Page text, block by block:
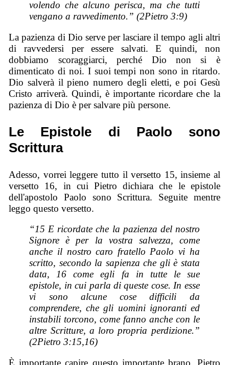
volendo che alcuno perisca, ma che tutti
vengano a ravvedimento.” (2Pietro 3:9)
La pazienza di Dio serve per lasciare il tempo agli altri
di ravvedersi per essere salvati. E quindi, non
dobbiamo scoraggiarci, perché Dio non si è
dimenticato di noi. I suoi tempi non sono in ritardo.
Dio salverà il pieno numero degli eletti, e poi Gesù
Cristo arriverà. Quindi, è importante ricordare che la
pazienza di Dio è per salvare più persone.
Le Epistole di Paolo sono
Scrittura
Adesso, vorrei leggere tutto il versetto 15, insieme al
versetto 16, in cui Pietro dichiara che le epistole
dell'apostolo Paolo sono Scrittura. Seguite mentre
leggo questo versetto.
“15 E ricordate che la pazienza del nostro
Signore è per la vostra salvezza, come
anche il nostro caro fratello Paolo vi ha
scritto, secondo la sapienza che gli è stata
data, 16 come egli fa in tutte le sue
epistole, in cui parla di queste cose. In esse
vi sono alcune cose difficili da
comprendere, che gli uomini ignoranti ed
instabili torcono, come fanno anche con le
altre Scritture, a loro propria perdizione.”
(2Pietro 3:15,16)
È importante capire questo importante brano. Pietro